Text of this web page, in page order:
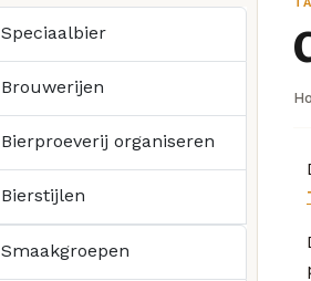
Speciaalbier
Brouwerijen
Bierproeverij organiseren
Bierstijlen
Smaakgroepen